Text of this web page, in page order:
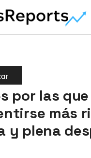
por las
más
y plena